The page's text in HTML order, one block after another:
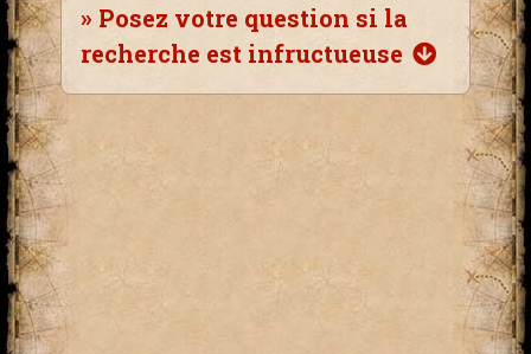
» Posez votre question si la
recherche est infructueuse